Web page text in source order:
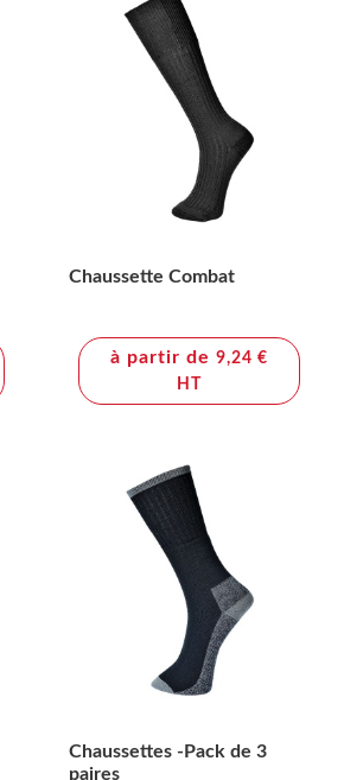
Chaussette Combat
à partir de9,24 €
HT
Chaussettes -Pack de 3
paires